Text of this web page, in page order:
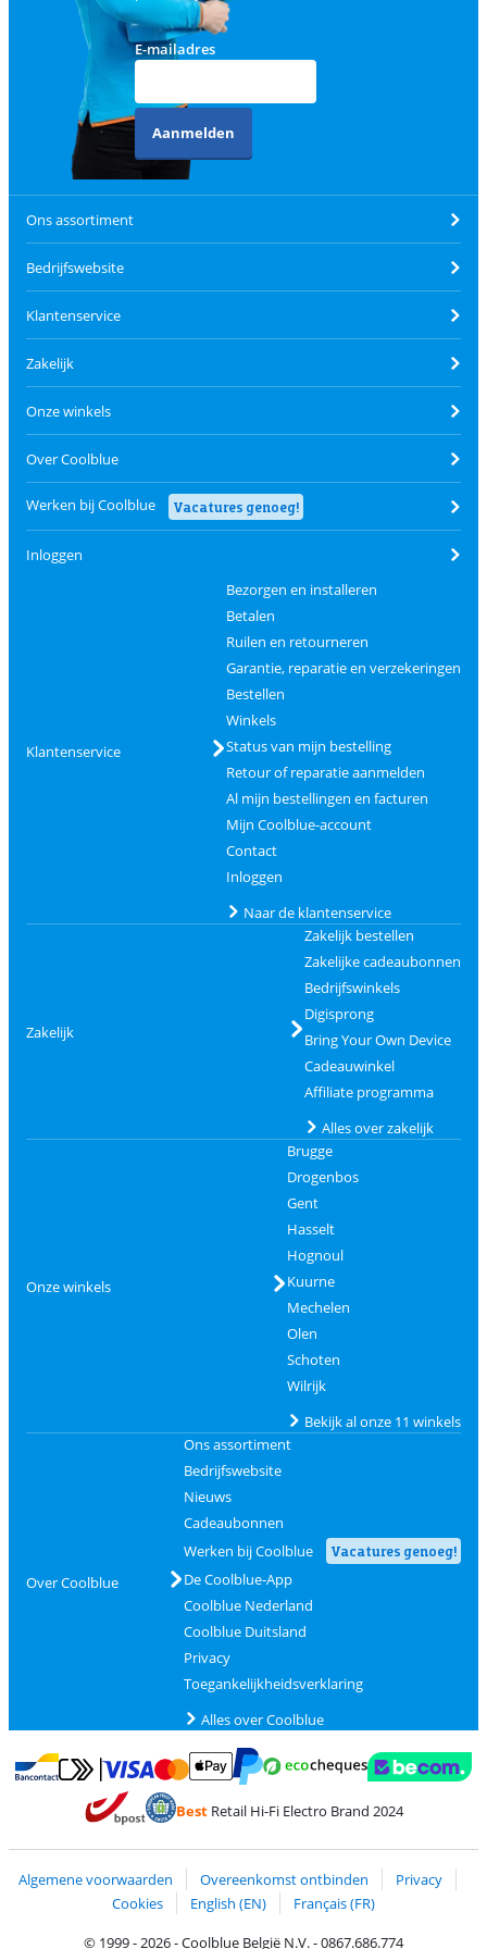
E-mailadres
Aanmelden
Ons assortiment
Bedrijfswebsite
Klantenservice
Zakelijk
Onze winkels
Over Coolblue
Werken bij Coolblue Vacatures genoeg!
Inloggen
Klantenservice
Bezorgen en installeren
Betalen
Ruilen en retourneren
Garantie, reparatie en verzekeringen
Bestellen
Winkels
Status van mijn bestelling
Retour of reparatie aanmelden
Al mijn bestellingen en facturen
Mijn Coolblue-account
Contact
Inloggen
Naar de klantenservice
Zakelijk
Zakelijk bestellen
Zakelijke cadeaubonnen
Bedrijfswinkels
Digisprong
Bring Your Own Device
Cadeauwinkel
Affiliate programma
Alles over zakelijk
Onze winkels
Brugge
Drogenbos
Gent
Hasselt
Hognoul
Kuurne
Mechelen
Olen
Schoten
Wilrijk
Bekijk al onze 11 winkels
Over Coolblue
Ons assortiment
Bedrijfswebsite
Nieuws
Cadeaubonnen
Werken bij Coolblue
Vacatures genoeg!
De Coolblue-App
Coolblue Nederland
Coolblue Duitsland
Privacy
Toegankelijkheidsverklaring
Alles over Coolblue
Betalen met Bancontact
Betalen met MasterCard en Visa via ClickToPay
BestRetail Hi-Fi Electro Brand 2024
Algemene voorwaarden Overeenkomst ontbinden
Privacy
Cookies
English (EN)
Français (FR)
© 1999 - 2026 - Coolblue België N.V. - 0867.686.774